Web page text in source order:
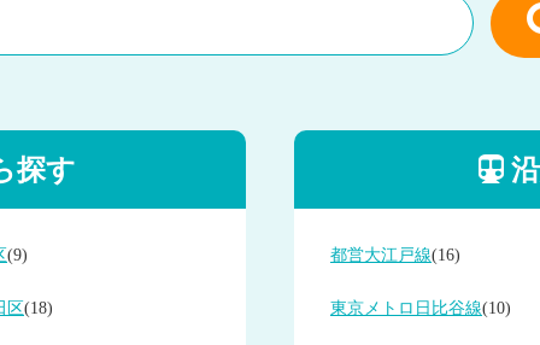
探す
(9)
区(18)
都営大江戸線(16)
東京メトロ日比谷線(10)